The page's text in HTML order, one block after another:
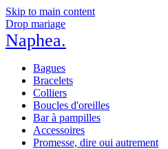
Skip to main content
Drop mariage
Naphea.
Bagues
Bracelets
Colliers
Boucles d'oreilles
Bar à pampilles
Accessoires
Promesse, dire oui autrement